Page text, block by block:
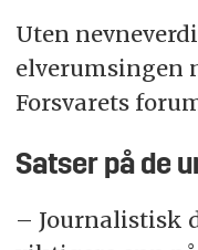
Uten
elverumsingen
Forsvarets
Satser på de
– Journalistisk